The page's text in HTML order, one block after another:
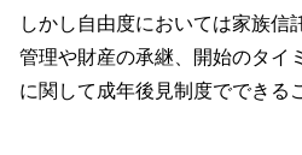
しかし自由度においては家族信
管理や財産の承継、開始のタイ
に関して成年後見制度でできる